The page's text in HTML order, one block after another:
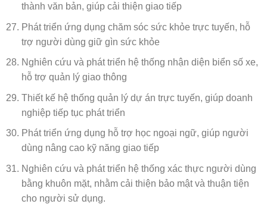
thành văn bản, giúp cải thiện giao tiếp
Phát triển ứng dụng chăm sóc sức khỏe trực tuyến, hỗ
trợ người dùng giữ gìn sức khỏe
Nghiên cứu và phát triển hệ thống nhận diện biển số xe,
hỗ trợ quản lý giao thông
Thiết kế hệ thống quản lý dự án trực tuyến, giúp doanh
nghiệp tiếp tục phát triển
Phát triển ứng dụng hỗ trợ học ngoại ngữ, giúp người
dùng nâng cao kỹ năng giao tiếp
Nghiên cứu và phát triển hệ thống xác thực người dùng
bằng khuôn mặt, nhằm cải thiện bảo mật và thuận tiện
cho người sử dụng.